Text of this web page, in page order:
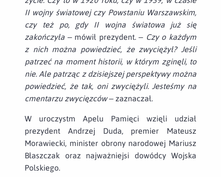
II wojny światowej czy Powstaniu Warszawskim,
czy też po, gdy II wojna światowa już się
zakończyła – mówił prezydent.– Czy o każdym
z nich można powiedzieć, że zwyciężył? Jeśli
patrzeć na moment historii, w którym zginęli, to
nie. Ale patrząc z dzisiejszej perspektywy można
powiedzieć, że tak, oni zwyciężyli. Jesteśmy na
cmentarzu zwycięzców– zaznaczał.
W uroczystm Apelu Pamięci wzięli udział
prezydent Andrzej Duda, premier Mateusz
Morawiecki, minister obrony narodowej Mariusz
Błaszczak oraz najważniejsi dowódcy Wojska
Polskiego.